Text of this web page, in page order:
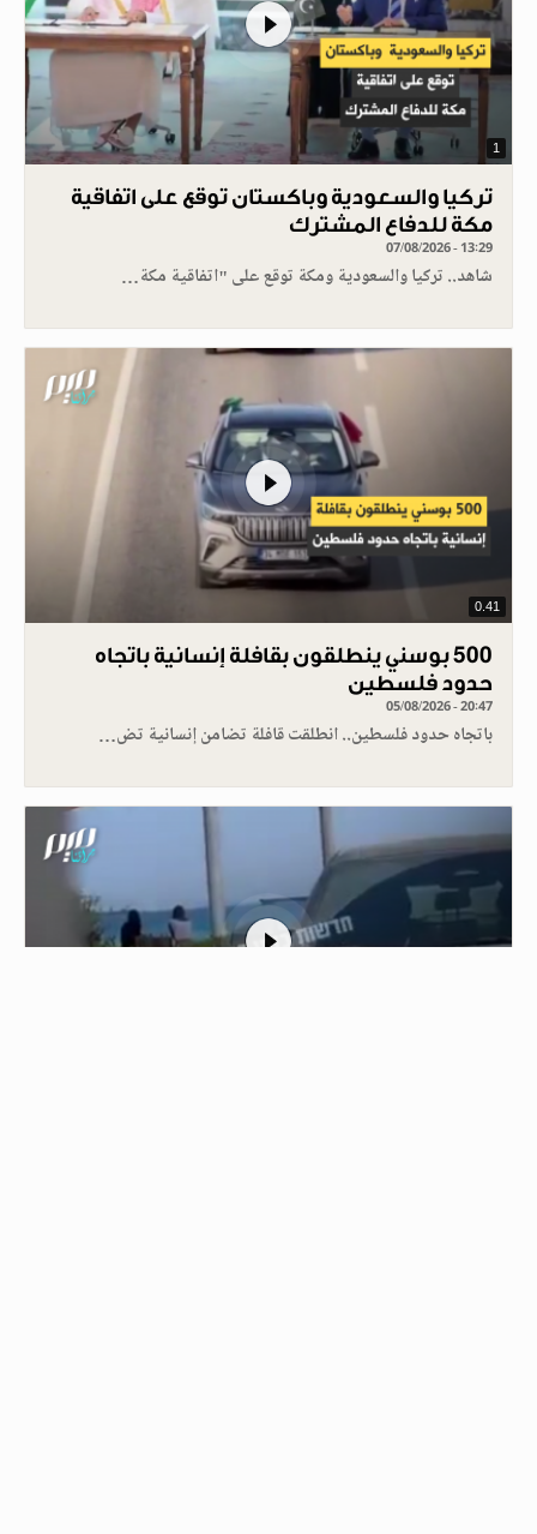
1
تركيا والسعودية وباكستان توقع على اتفاقية
مكة للدفاع المشترك
07/08/2026 - 13:29
شاهد.. تركيا والسعودية ومكة توقع على "اتفاقية مكة…
0.41
500 بوسني ينطلقون بقافلة إنسانية باتجاه
حدود فلسطين
05/08/2026 - 20:47
باتجاه حدود فلسطين.. انطلقت قافلة تضامن إنسانية تض…